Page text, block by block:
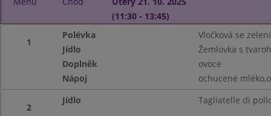
(11:30 - 13:45)
1
Polévka
Vločková se
Jídlo
Žemlovka s
Doplněk
ovoce
Nápoj
ochucené
2
Jídlo Tagliatelle di